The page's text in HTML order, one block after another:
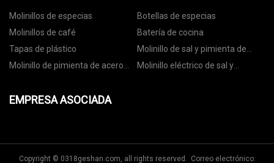
Molinillos de especias
Botellas de especias
Molinillos de café
Batería de cocina
Tapas de plástico
Molinillo de sal y pimienta de
cerámica
Molinillo de pimienta de acero
Molinillo eléctrico de sal y
EMPRESA ASOCIADA
Copyright © 0318geshan.com, all rights reserved. Correo electrónico: